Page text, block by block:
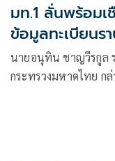
มท.1 ลั่นพร้อม
ข้อมูลทะเบียนร
นายอนุทิน​ ชาญวีรกูล​
กระทรวงมหาดไทย ก